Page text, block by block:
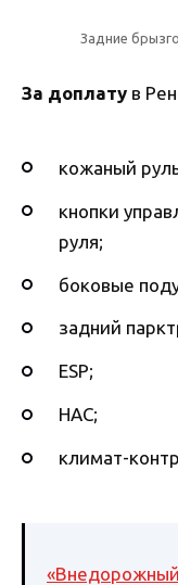
Задние
За доплату в
кожаный
кнопки
руля;
боковые
задний
ESP;
НАС;
климат-